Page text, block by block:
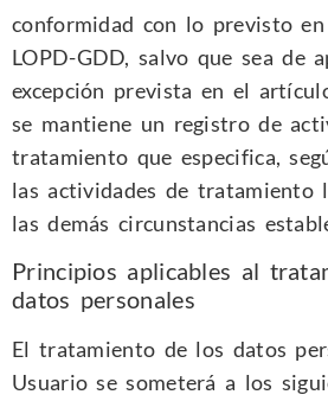
conformidad con lo previsto
LOPD-GDD, salvo que sea de
excepción prevista en el
se mantiene un registro de
tratamiento que especifica,
las actividades de tratamiento
las demás circunstancias
Principios aplicables al
datos personales
El tratamiento de los datos
Usuario se someterá a los